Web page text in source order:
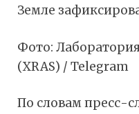
Фото:
(XRAS) / Telegram
По словам пресс-